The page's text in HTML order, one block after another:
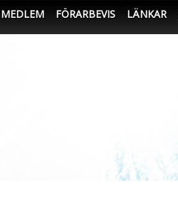
FÖRARBEVIS LÄNKAR